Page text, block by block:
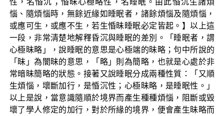
惱、隨煩惱時，無餘近緣如睡眠者，諸餘煩惱及隨煩惱，
或應可生，或應不生，若生惛昧睡眠必定皆起。】以上這
一段，非常清楚地解釋昏沉與睡眠的差別。「睡眠者，謂
心極昧略」，說睡眠的意思是心極端的昧略；句中所說的
「昧」為闇昧的意思，「略」則為簡略，也就是心處於非
常暗昧簡略的狀態。接著又說睡眠分成兩種性質：「又順
生煩惱，壞斷加行，是惛沉性；心極昧略，是睡眠性。」
以上是說，當意識隨順於境界而產生種種煩惱，阻斷或毀
壞了學人修定的加行，對於所緣的境界，便會產生昧略而